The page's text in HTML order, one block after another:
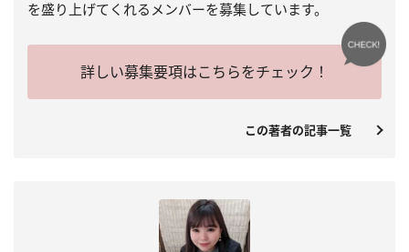
を盛り上げてくれるメンバーを募集しています。
詳しい募集要項はこちらをチェック！
この著者の記事一覧